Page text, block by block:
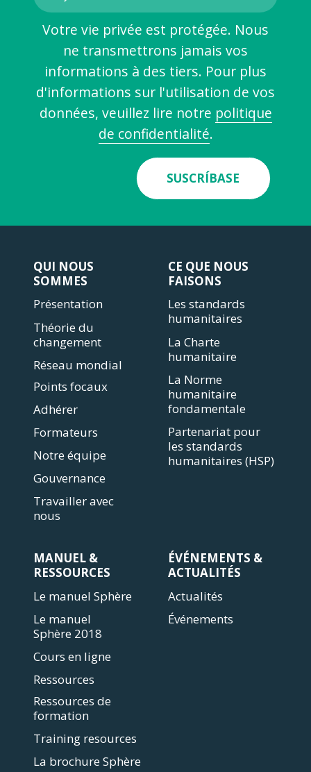
Votre vie privée est protégée. Nous
ne transmettrons jamais vos
informations à des tiers. Pour plus
d'informations sur l'utilisation de vos
données, veuillez lire notre politique
de confidentialité.
SUSCRÍBASE
QUI NOUS
SOMMES
Présentation
Théorie du
changement
Réseau mondial
Points focaux
Adhérer
Formateurs
Notre équipe
Gouvernance
Travailler avec
nous
CE QUE NOUS
FAISONS
Les standards
humanitaires
La Charte
humanitaire
La Norme
humanitaire
fondamentale
Partenariat pour
les standards
humanitaires (HSP)
MANUEL &
RESSOURCES
Le manuel Sphère
Le manuel
Sphère 2018
Cours en ligne
Ressources
Ressources de
formation
Training resources
La brochure Sphère
ÉVÉNEMENTS &
ACTUALITÉS
Actualités
Événements